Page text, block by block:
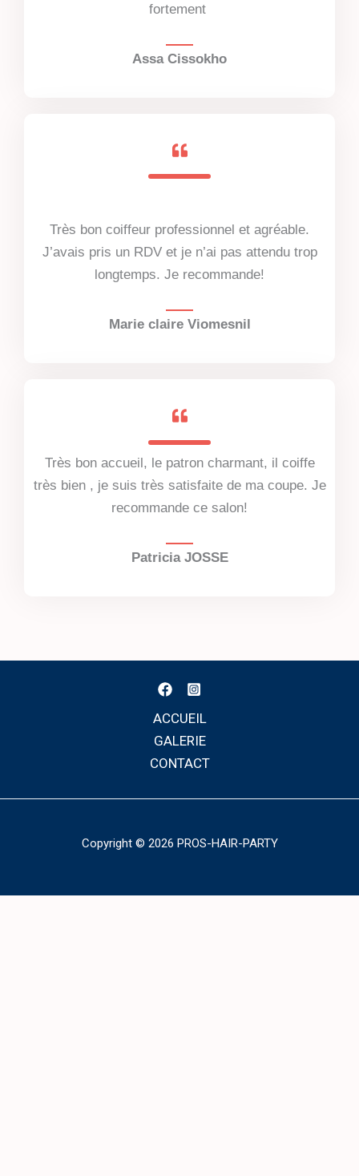
fortement
Assa Cissokho
Très bon coiffeur professionnel et agréable.
J’avais pris un RDV et je n’ai pas attendu trop
longtemps. Je recommande!
Marie claire Viomesnil
Très bon accueil, le patron charmant, il coiffe
très bien , je suis très satisfaite de ma coupe. Je
recommande ce salon!
Patricia JOSSE
ACCUEIL
GALERIE
CONTACT
Copyright © 2026 PROS-HAIR-PARTY